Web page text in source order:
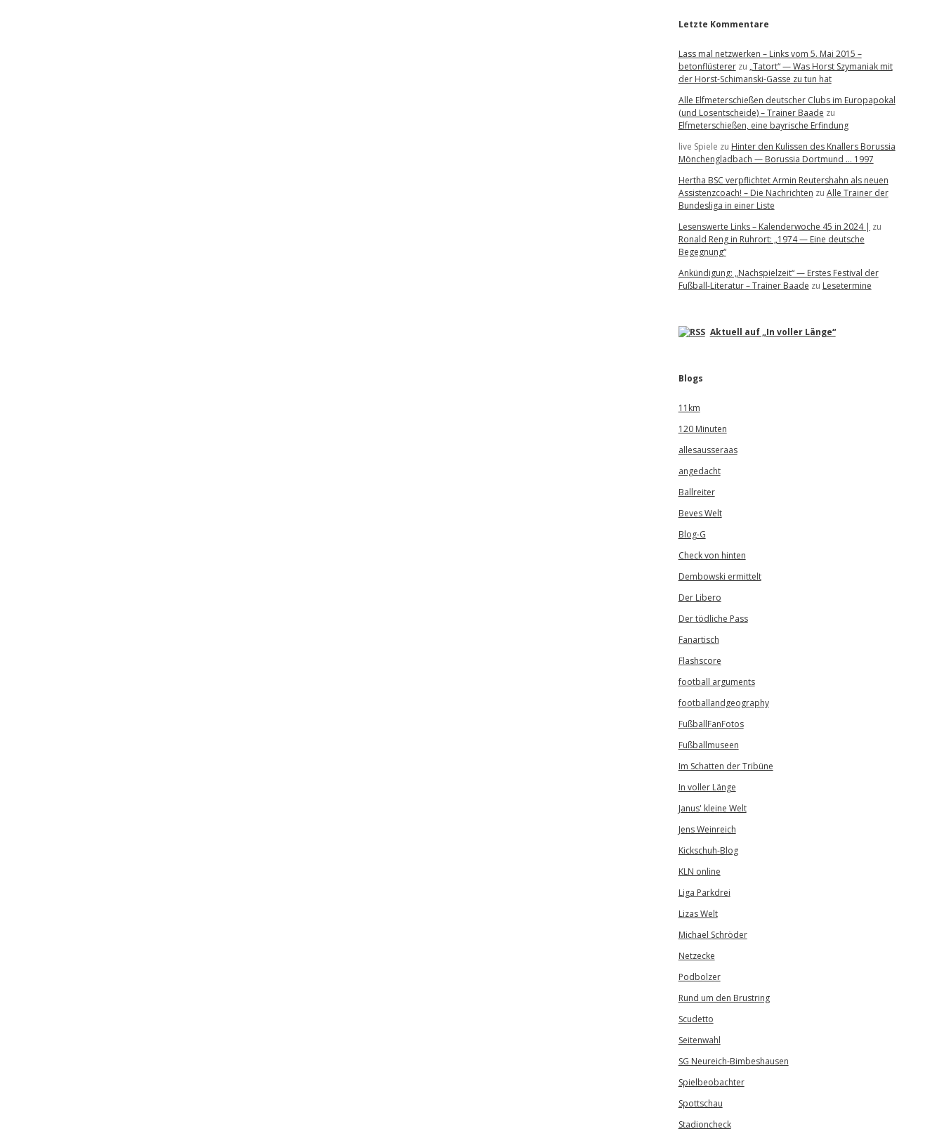
Letzte Kommentare
Lass mal netzwerken – Links vom 5. Mai 2015 –
betonflüstererzu „Tatort“ — Was Horst Szymaniak mit
der Horst-Schimanski-Gasse zu tun hat
Alle Elfmeterschießen deutscher Clubs im Europapokal
(und Losentscheide) – Trainer Baade zu
Elfmeterschießen, eine bayrische Erfindung
live Spiele zu Hinter den Kulissen des Knallers Borussia
Mönchengladbach — Borussia Dortmund … 1997
Hertha BSC verpflichtet Armin Reutershahn als neuen
Assistenzcoach! – Die Nachrichten zu Alle Trainer der
Bundesliga in einer Liste
Lesenswerte Links – Kalenderwoche 45 in 2024 | zu
Ronald Reng in Ruhrort: „1974 — Eine deutsche
Begegnung“
Ankündigung: „Nachspielzeit“ — Erstes Festival der
Fußball-Literatur – Trainer Baade zu Lesetermine
Aktuell auf „In voller Länge“
Blogs
11km
120 Minuten
allesausseraas
angedacht
Ballreiter
Beves Welt
Blog-G
Check von hinten
Dembowski ermittelt
Der Libero
Der tödliche Pass
Fanartisch
Flashscore
football arguments
footballandgeography
FußballFanFotos
Fußballmuseen
Im Schatten der Tribüne
In voller Länge
Janus' kleine Welt
Jens Weinreich
Kickschuh-Blog
KLN online
Liga Parkdrei
Lizas Welt
Michael Schröder
Netzecke
Podbolzer
Rund um den Brustring
Scudetto
Seitenwahl
SG Neureich-Bimbeshausen
Spielbeobachter
Spottschau
Stadioncheck